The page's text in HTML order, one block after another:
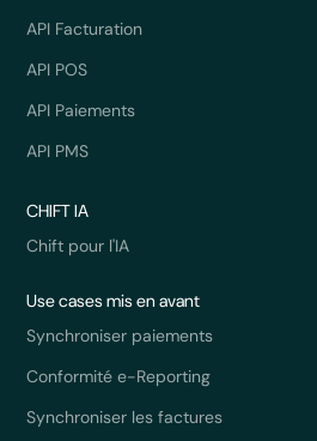
API Facturation
API POS
API Paiements
API PMS
CHIFT IA
Chift pour l'IA
Use cases mis en avant
Synchroniser paiements
Conformité e-Reporting
Synchroniser les factures